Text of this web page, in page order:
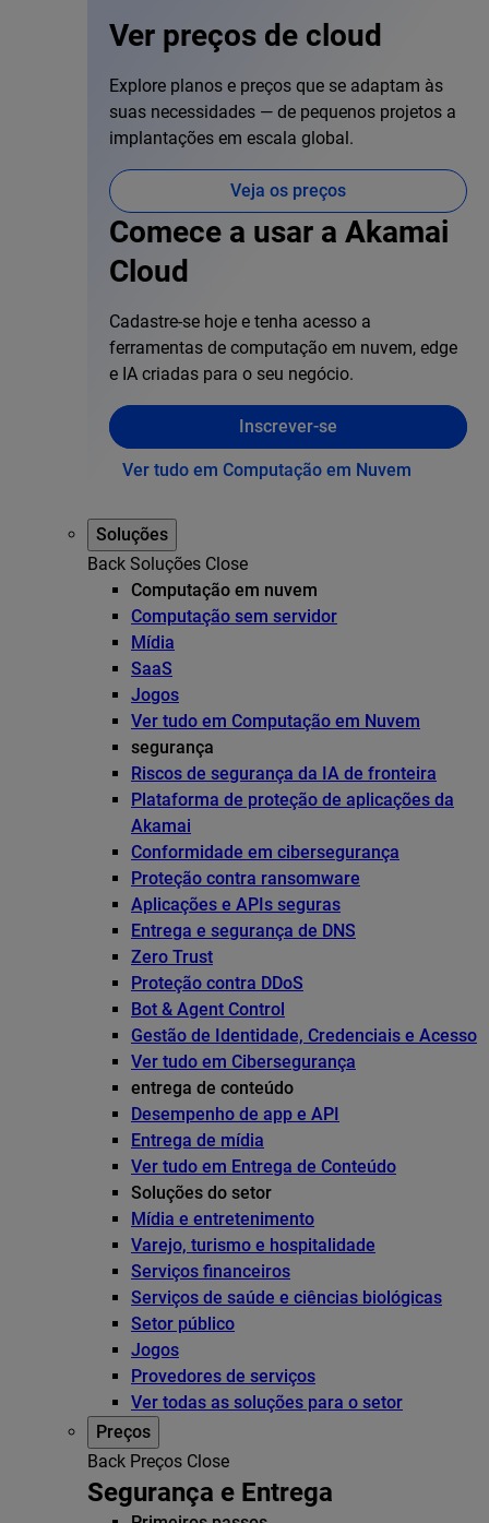
Ver preços de cloud
Explore planos e preços que se adaptam às
suas necessidades — de pequenos projetos a
implantações em escala global.
Veja os preços
Comece a usar a Akamai
Cloud
Cadastre-se hoje e tenha acesso a
ferramentas de computação em nuvem, edge
e IA criadas para o seu negócio.
Inscrever-se
Ver tudo em Computação em Nuvem
Soluções
Back Soluções Close
Computação em nuvem
Computação sem servidor
Mídia
SaaS
Jogos
Ver tudo em Computação em Nuvem
segurança
Riscos de segurança da IA de fronteira
Plataforma de proteção de aplicações da
Akamai
Conformidade em cibersegurança
Proteção contra ransomware
Aplicações e APIs seguras
Entrega e segurança de DNS
Zero Trust
Proteção contra DDoS
Bot & Agent Control
Gestão de Identidade, Credenciais e Acesso
Ver tudo em Cibersegurança
entrega de conteúdo
Desempenho de app e API
Entrega de mídia
Ver tudo em Entrega de Conteúdo
Soluções do setor
Mídia e entretenimento
Varejo, turismo e hospitalidade
Serviços financeiros
Serviços de saúde e ciências biológicas
Setor público
Jogos
Provedores de serviços
Ver todas as soluções para o setor
Preços
Back Preços Close
Segurança e Entrega